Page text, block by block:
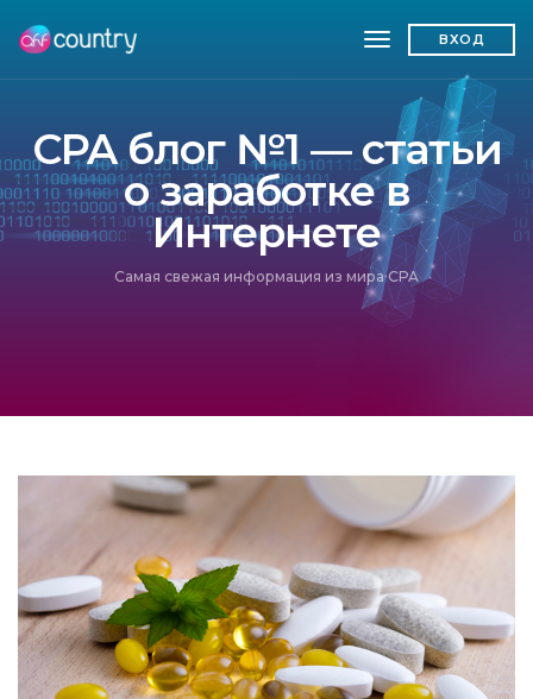
toggleВХОД
CPA блог №1 — статьи
о заработке в
Интернете
Самая свежая информация из мира CPA